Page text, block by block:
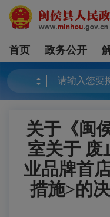
首页 政务公开
关于《闽
室关于 废
业品牌首
措施>的